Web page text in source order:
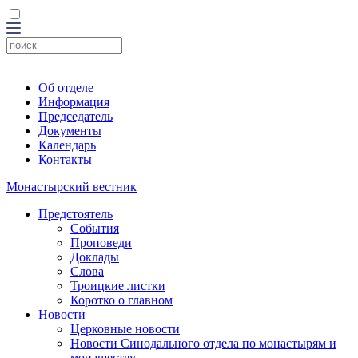
Об отделе
Информация
Председатель
Документы
Календарь
Контакты
Монастырский вестник
Предстоятель
События
Проповеди
Доклады
Слова
Троицкие листки
Коротко о главном
Новости
Церковные новости
Новости Синодального отдела по монастырям и